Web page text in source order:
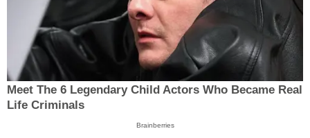
Meet The 6 Legendary Child Actors Who Became Real
Life Criminals
Brainberries